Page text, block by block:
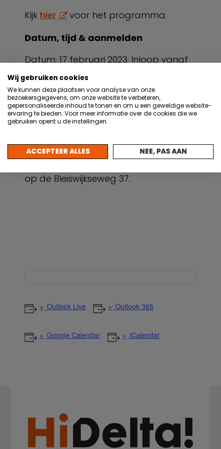
Kijk hier
voor het programma.
Datum, tijd & aanmelden
Datum: 17 februari 2023. Inloop vanaf
13.30 uur. Start om 14.00 uur, vanaf
16.00 uur een netwerkborrel. Je kunt je
hier
aanmelden.
Locatie
Het event vindt plaats in deDutch
Innovation Factory
in Zoetermeer
op de Bleiswijkseweg 37.
Outlook Live Outlook 365
Google Calendar iCalendar
Wij gebruiken cookies
We kunnen deze plaatsen voor analyse van onze
bezoekersgegevens, om onze website te verbeteren,
gepersonaliseerde inhoud te tonen en om u een geweldige website-
ervaring te bieden. Voor meer informatie over de cookies die we
gebruiken opent u de instellingen.
ACCEPTEER ALLES NEE, PAS AAN